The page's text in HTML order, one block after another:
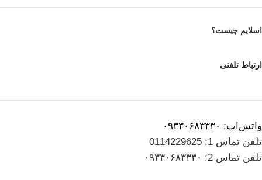
اسلایم چیست؟
ارتباط تلفنی
واتس‌اپ: ۰۹۳۳۰۶۸۳۳۳۰
تلفن تماس 1: 0114229625
تلفن تماس 2: ۰۹۳۳۰۶۸۳۳۳۰